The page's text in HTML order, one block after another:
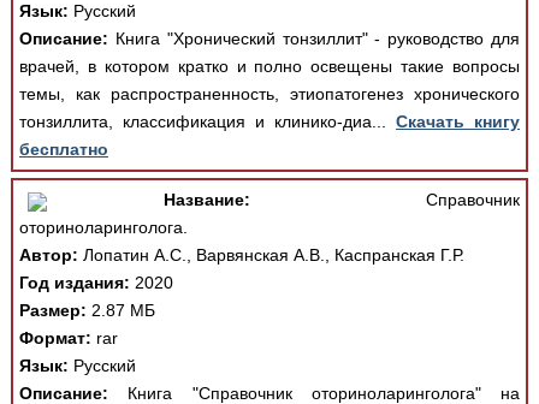
Язык: Русский
Описание: Книга "Хронический тонзиллит" - руководство для
врачей, в котором кратко и полно освещены такие вопросы
темы, как распространенность, этиопатогенез хронического
тонзиллита, классификация и клинико-диа...Скачать книгу
бесплатно
Название: Справочник
оториноларинголога.
Автор: Лопатин А.С., Варвянская А.В., Каспранская Г.Р.
Год издания: 2020
Размер: 2.87 МБ
Формат: rar
Язык: Русский
Описание: Книга "Справочник оториноларинголога" на